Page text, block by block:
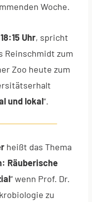
Woche.
Uhr, spricht
Reinschmidt zum
Zoo heute zum
und lokal“.
heißt das Thema
Räuberische
“ wenn Prof. Dr.
zu